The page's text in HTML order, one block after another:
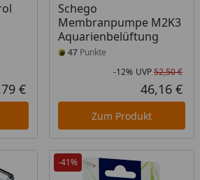
Aktueller Preis
€
Schego
Membranpumpe M2K3
Aquarienbelüftung
47Punkte
-12% UVP52,50 €
46,16 €
Zum Produkt
-41%